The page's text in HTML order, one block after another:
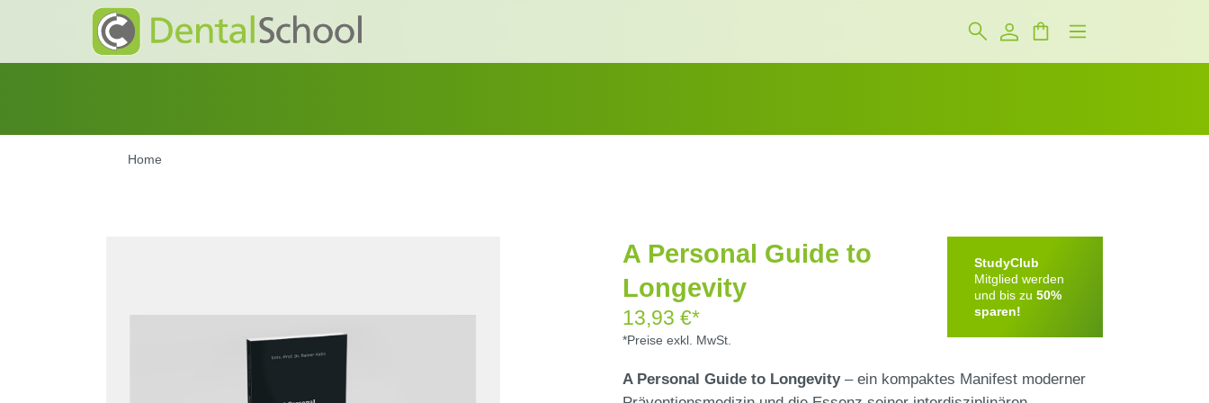
Home
A Personal Guide to
Longevity
13,93 €*
*Preise exkl. MwSt.
StudyClub
Mitglied werden
und bis zu50%
sparen!
A Personal Guide to Longevity– ein kompaktes Manifest moderner